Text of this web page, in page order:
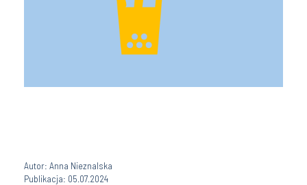
Autor: Anna Nieznalska
Publikacja: 05.07.2024